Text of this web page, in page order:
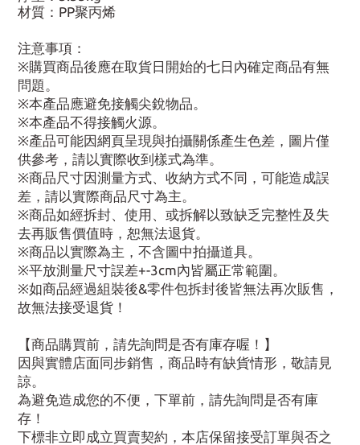
材質：PP聚丙烯
注意事項：
※購買商品後應在取貨日開始的七日內確定商品有無
問題。
※本產品應避免接觸尖銳物品。
※本產品不得接觸火源。
※產品可能因網頁呈現與拍攝關係產生色差，圖片僅
供參考，請以實際收到樣式為準。
※商品尺寸因測量方式、收納方式不同，可能造成誤
差，請以實際商品尺寸為主。
※商品如經拆封、使用、或拆解以致缺乏完整性及失
去再販售價值時，恕無法退貨。
※商品以實際為主，不含圖中拍攝道具。
※平放測量尺寸誤差+-3cm內皆屬正常範圍。
※如商品經過組裝後&零件包拆封後皆無法再次販售，
故無法接受退貨！
【商品購買前，請先詢問是否有庫存喔！】
因與實體店面同步銷售，商品時有缺貨情形，敬請見
諒。
為避免造成您的不便，下單前，請先詢問是否有庫
存！
下標非立即成立買賣契約，本店保留接受訂單與否之